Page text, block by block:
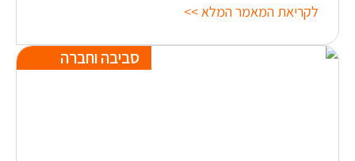
לקריאת המאמר המלא >>
סביבה וחברה